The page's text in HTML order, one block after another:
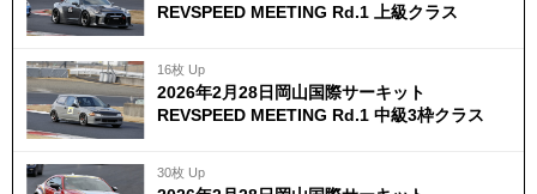
REVSPEED MEETING Rd.1 上級クラス
16枚 Up
2026年2月28日岡山国際サーキット
REVSPEED MEETING Rd.1 中級3枠クラス
30枚 Up